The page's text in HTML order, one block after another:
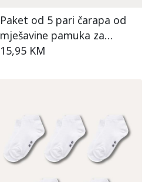
Paket od 5 pari čarapa od
mješavine pamuka za
djevojčice
15,95 KM